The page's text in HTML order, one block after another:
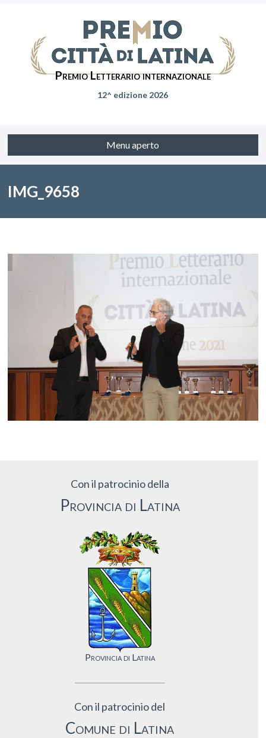
Premio Letterario internazionale
12^ edizione 2026
Menu aperto
IMG_9658
Con il patrocinio della
Provincia di Latina
Provincia di Latina
Con il patrocinio del
Comune di Latina